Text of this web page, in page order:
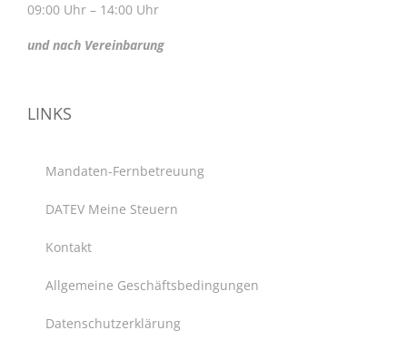
09:00 Uhr – 14:00 Uhr
und nach Vereinbarung
LINKS
Mandaten-Fernbetreuung
DATEV Meine Steuern
Kontakt
Allgemeine Geschäftsbedingungen
Datenschutzerklärung